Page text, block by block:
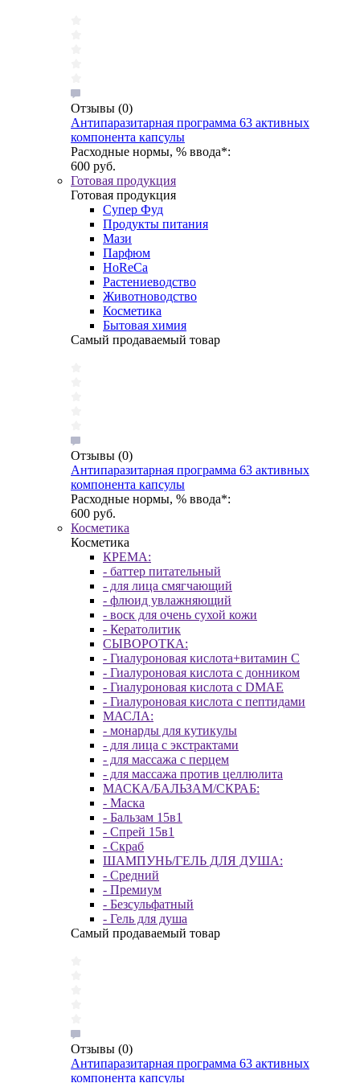
Отзывы (0)
Антипаразитарная программа 63 активных
компонента капсулы
Расходные нормы, % ввода*:
600 руб.
Готовая продукция
Готовая продукция
Супер Фуд
Продукты питания
Мази
Парфюм
HoReCa
Растениеводство
Животноводство
Косметика
Бытовая химия
Самый продаваемый товар
Отзывы (0)
Антипаразитарная программа 63 активных
компонента капсулы
Расходные нормы, % ввода*:
600 руб.
Косметика
Косметика
КРЕМА:
- баттер питательный
- для лица смягчающий
- флюид увлажняющий
- воск для очень сухой кожи
- Кератолитик
СЫВОРОТКА:
- Гиалуроновая кислота+витамин С
- Гиалуроновая кислота с донником
- Гиалуроновая кислота с DMAE
- Гиалуроновая кислота с пептидами
МАСЛА:
- монарды для кутикулы
- для лица с экстрактами
- для массажа с перцем
- для массажа против целлюлита
МАСКА/БАЛЬЗАМ/СКРАБ:
- Маска
- Бальзам 15в1
- Спрей 15в1
- Скраб
ШАМПУНЬ/ГЕЛЬ ДЛЯ ДУША:
- Средний
- Премиум
- Безсульфатный
- Гель для душа
Самый продаваемый товар
Отзывы (0)
Антипаразитарная программа 63 активных
компонента капсулы